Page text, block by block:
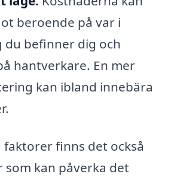
beroende på var i
du befinner dig och
hantverkare. En mer
kan ibland innebära
faktorer finns det också
som kan påverka det